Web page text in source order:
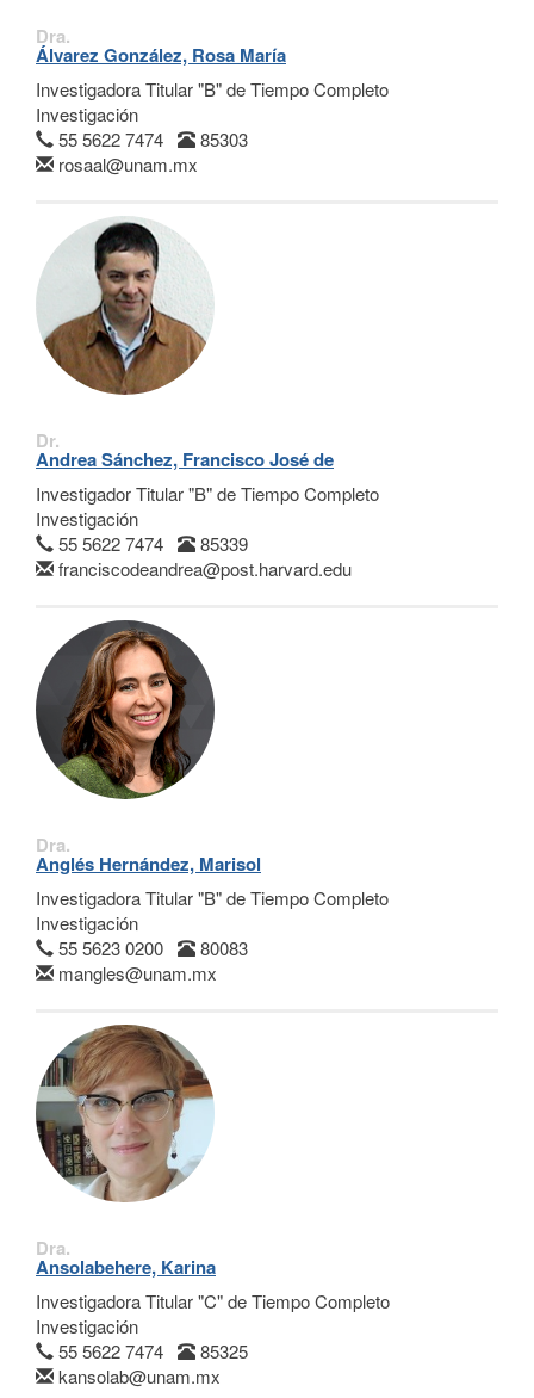
Dra.
Álvarez González, Rosa María
Investigadora Titular "B" de Tiempo Completo
Investigación
55 5622 7474
85303
rosaal@unam.mx
Dr.
Andrea Sánchez, Francisco José de
Investigador Titular "B" de Tiempo Completo
Investigación
55 5622 7474
85339
franciscodeandrea@post.harvard.edu
Dra.
Anglés Hernández, Marisol
Investigadora Titular "B" de Tiempo Completo
Investigación
55 5623 0200
80083
mangles@unam.mx
Dra.
Ansolabehere, Karina
Investigadora Titular "C" de Tiempo Completo
Investigación
55 5622 7474
85325
kansolab@unam.mx